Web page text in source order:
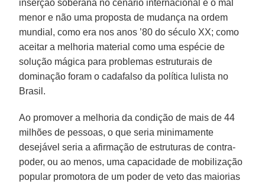
inserção soberana no cenário internacional é o mal
menor e não uma proposta de mudança na ordem
mundial, como era nos anos ’80 do século XX; como
aceitar a melhoria material como uma espécie de
solução mágica para problemas estruturais de
dominação foram o cadafalso da política lulista no
Brasil.
Ao promover a melhoria da condição de mais de 44
milhões de pessoas, o que seria minimamente
desejável seria a afirmação de estruturas de contra-
poder, ou ao menos, uma capacidade de mobilização
popular promotora de um poder de veto das maiorias